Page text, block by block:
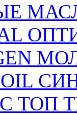
ТОП